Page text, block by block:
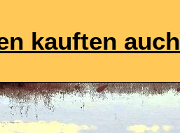
kauften auch